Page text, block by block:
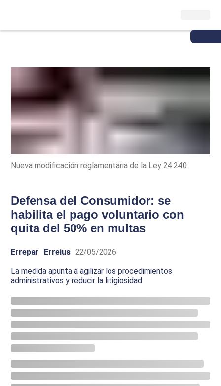
Nueva modificación reglamentaria de la Ley 24.240
Defensa del Consumidor: se
habilita el pago voluntario con
quita del 50% en multas
Errepar Erreius 22/05/2026
La medida apunta a agilizar los procedimientos
administrativos y reducir la litigiosidad